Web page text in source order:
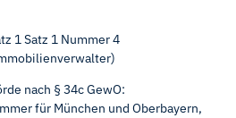
1 Satz 1 Nummer 4
nach § 34c GewO:
für München und Oberbayern,